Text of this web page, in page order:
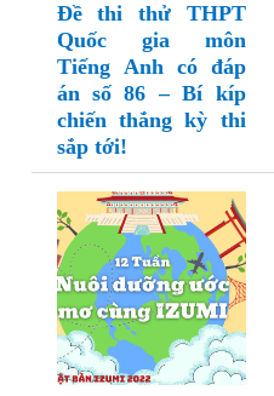
Đề thi thử THPT
Quốc gia môn
Tiếng Anh có đáp
án số 86 – Bí kíp
chiến thắng kỳ thi
sắp tới!